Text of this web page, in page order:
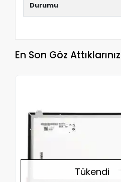
Durumu
En Son Göz Attıklarınız
Tükendi